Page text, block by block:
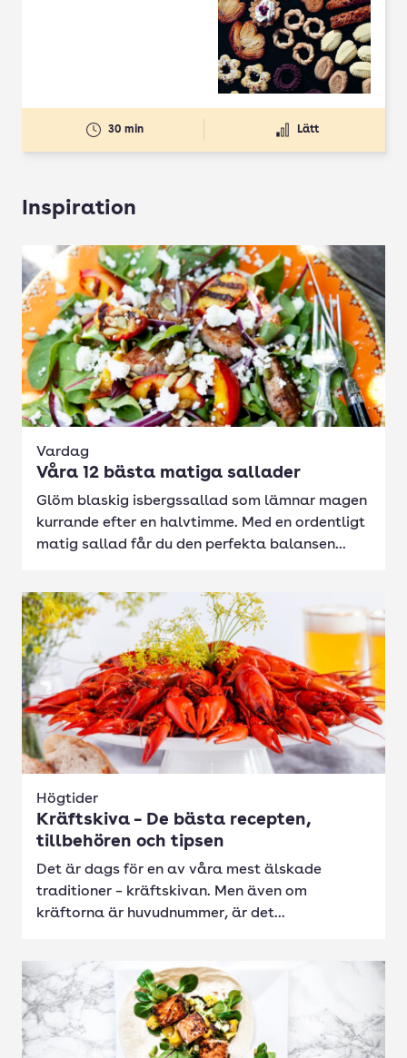
30 min Lätt
Inspiration
Vardag
Våra 12 bästa matiga sallader
Glöm blaskig isbergssallad som lämnar magen
kurrande efter en halvtimme. Med en ordentligt
matig sallad får du den perfekta balansen...
Högtider
Kräftskiva – De bästa recepten,
tillbehören och tipsen
Det är dags för en av våra mest älskade
traditioner – kräftskivan. Men även om
kräftorna är huvudnummer, är det...